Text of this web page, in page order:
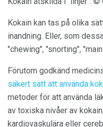
Kokain kan tas på olika
inandning. Eller, som
"chewing", "snorting",
Förutom godkänd
säkert sätt att använda
metoder för att använda
av toxiska nivåer av
kardiovaskulära eller